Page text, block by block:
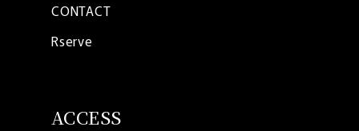
CONTACT
Rserve
ACCESS